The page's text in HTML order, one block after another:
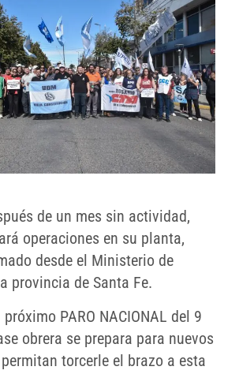
de un mes sin actividad,
operaciones en su planta,
desde el Ministerio de
provincia de Santa Fe.
PARO NACIONAL del 9
obrera se prepara para nuevos
torcerle el brazo a esta